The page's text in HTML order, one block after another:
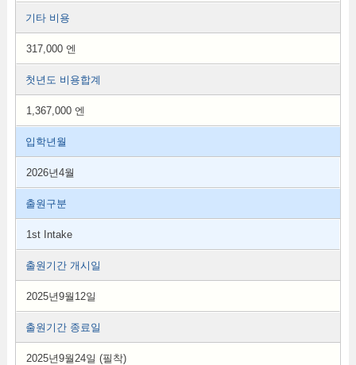
기타 비용
317,000 엔
첫년도 비용합계
1,367,000 엔
입학년월
2026년4월
출원구분
1st Intake
출원기간 개시일
2025년9월12일
출원기간 종료일
2025년9월24일 (필착)